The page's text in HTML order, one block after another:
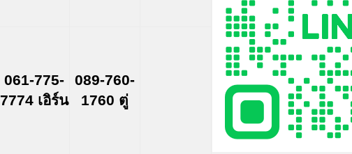
061-775-
7774 เอิร์น
089-760-
1760 ตู่